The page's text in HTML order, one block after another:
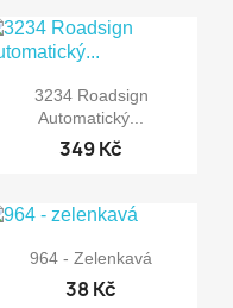
 Rychlý náhled
3234 Roadsign
Automatický...
349 Kč
 Rychlý náhled
964 - Zelenkavá
38 Kč